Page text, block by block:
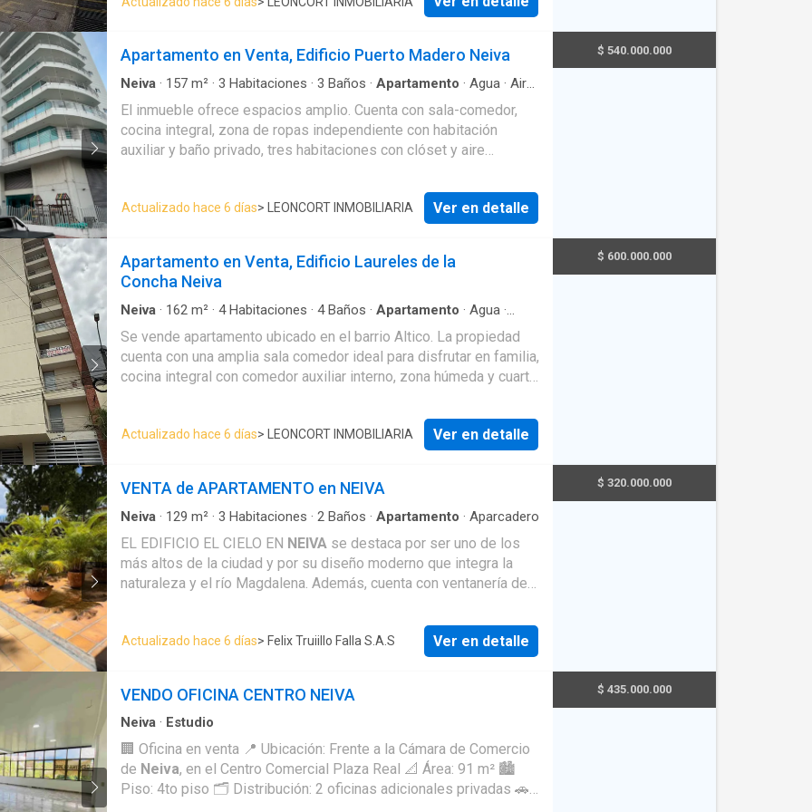
Apartamento en Venta, Edificio Puerto Madero Neiva
Neiva · 157 m² · 3 Habitaciones · 3 Baños · Apartamento · Agua · Aire
acondicionado·
integral·Cuarto de servicio·Gas natural·Gimnasio ·Piscina·Sauna
Tanque de agua ·Vista panorámica
El inmueble ofrece espacios amplio. Cuenta con sala-comedor,
cocina integral, zona de ropas independiente con habitación
auxiliar y baño privado, tres habitaciones con clóset y aire
del aire libre, dos parqueaderos y un depósito. Además, el
conjunto ofrece completas zonas comunes como piscina, sauna,
gimnasio, parque infantil, terraza con zona BBQ y salón social.
Actualizado hace 6 días> LEONCORT INMOBILIARIA Ver en detalle
$ 540.000.000
Apartamento en Venta, Edificio Laureles de la
Concha Neiva
Neiva · 162 m² · 4Habitaciones · 4Baños · Apartamento · Agua ·
Gimnasio·Piscina·Seguridad privada· Tanque de agua
Se vende apartamento ubicado en el barrio Altico. La propiedad
cuenta con una amplia sala comedor ideal para disfrutar en familia,
cocina integral con comedor auxiliar interno, zona húmeda y cuarto
manera funcional cada espacio. Dispone de cuatro habitaciones,
todas con closet, tres baños completos y tres balcones que
brindan excelente iluminación y ventilación natural. Una excelente
ciudad.
Actualizado hace 6 días> LEONCORT INMOBILIARIA Ver en detalle
$ 600.000.000
VENTA de APARTAMENTO en NEIVA
Neiva · 129 m² · 3 Habitaciones · 2 Baños · Apartamento · Aparcadero
EL EDIFICIO EL CIELO EN NEIVA se destaca por ser uno de los
más altos de la ciudad y por su diseño moderno que integra la
naturaleza y el río Magdalena. Además, cuenta con ventanería de
promover la eficiencia energética, buscando ser ambientalmente
sostenible, cuenta con portería 24 horas, ascensor, lobby de
habitaciones con closet y aire acondicionado, habitación principal
con closet, aire acondicionado y baño privado con división en
vidrio templado, baño social, zona de lavandería. Excelente
iluminación y ventilación.
Actualizado hace 6 días> Felix Truiillo Falla S.A.S Ver en detalle
$ 320.000.000
VENDO OFICINA CENTRO NEIVA
Neiva · Estudio
🏢 Oficina en venta 📍 Ubicación: Frente a la Cámara de Comercio
de Neiva, en el Centro Comercial Plaza Real 📐 Área: 91 m² 🏙️
Piso: 4to piso 🗂️ Distribución: 2 oficinas adicionales privadas 🚗
$ 435.000.000